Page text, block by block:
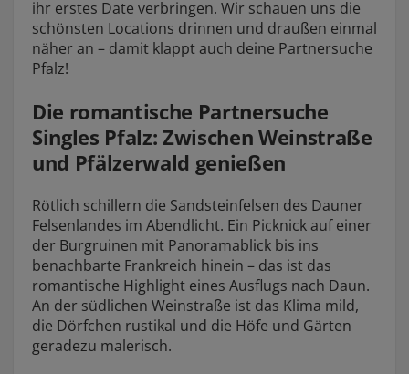
ihr erstes Date verbringen. Wir schauen uns die
schönsten Locations drinnen und draußen einmal
näher an – damit klappt auch deine Partnersuche
Pfalz!
Die romantische Partnersuche
Singles Pfalz: Zwischen Weinstraße
und Pfälzerwald genießen
Rötlich schillern die Sandsteinfelsen des Dauner
Felsenlandes im Abendlicht. Ein Picknick auf einer
der Burgruinen mit Panoramablick bis ins
benachbarte Frankreich hinein – das ist das
romantische Highlight eines Ausflugs nach Daun.
An der südlichen Weinstraße ist das Klima mild,
die Dörfchen rustikal und die Höfe und Gärten
geradezu malerisch.